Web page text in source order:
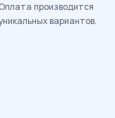
производится
вариантов.